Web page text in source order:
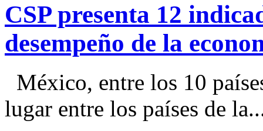
CSP presenta 12
desempeño de la
México, entre los 10
lugar entre los países de